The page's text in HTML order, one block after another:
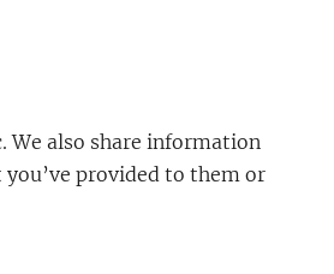
We also share information
provided to them or